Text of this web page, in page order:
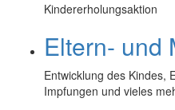
Kindererholungsaktion
Eltern- und
Entwicklung des Kindes,
Impfungen und vieles